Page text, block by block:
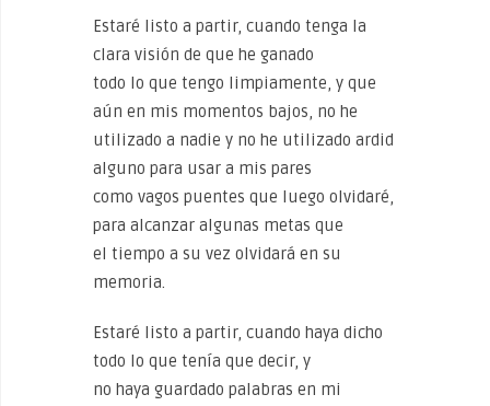
Estaré listo a partir, cuando tenga la
clara visión de que he ganado
todo lo que tengo limpiamente, y que
aún en mis momentos bajos, no he
utilizado a nadie y no he utilizado ardid
alguno para usar a mis pares
como vagos puentes que luego olvidaré,
para alcanzar algunas metas que
el tiempo a su vez olvidará en su
memoria.
Estaré listo a partir, cuando haya dicho
todo lo que tenía que decir, y
no haya guardado palabras en mi